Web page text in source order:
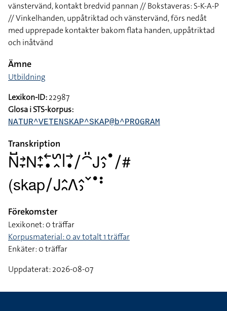
vänstervänd, kontakt bredvid pannan // Bokstaveras: S-K-A-P
// Vinkelhanden, uppåtriktad och vänstervänd, förs nedåt
med upprepade kontakter bakom flata handen, uppåtriktad
och inåtvänd
Ämne
Utbildning
Lexikon-ID:22987
Glosa i STS-korpus:
NATUR^VETENSKAP^SKAP@b^PROGRAM
Transkription
􌥌􌤹􌥔􌥙􌥌􌤴􌥙􌥢􌥡􌥲􌥿􌥼􌥣􌥡􌥠􌤃􌤺􌤢􌤵􌤶􌤟􌥠#
(skap􌥠􌤢􌤵􌥘􌤣􌤵􌤶􌥧􌤟􌥻
Förekomster
Lexikonet: 0 träffar
Korpusmaterial: 0 av totalt 1 träffar
Enkäter: 0 träffar
Uppdaterat: 2026-08-07